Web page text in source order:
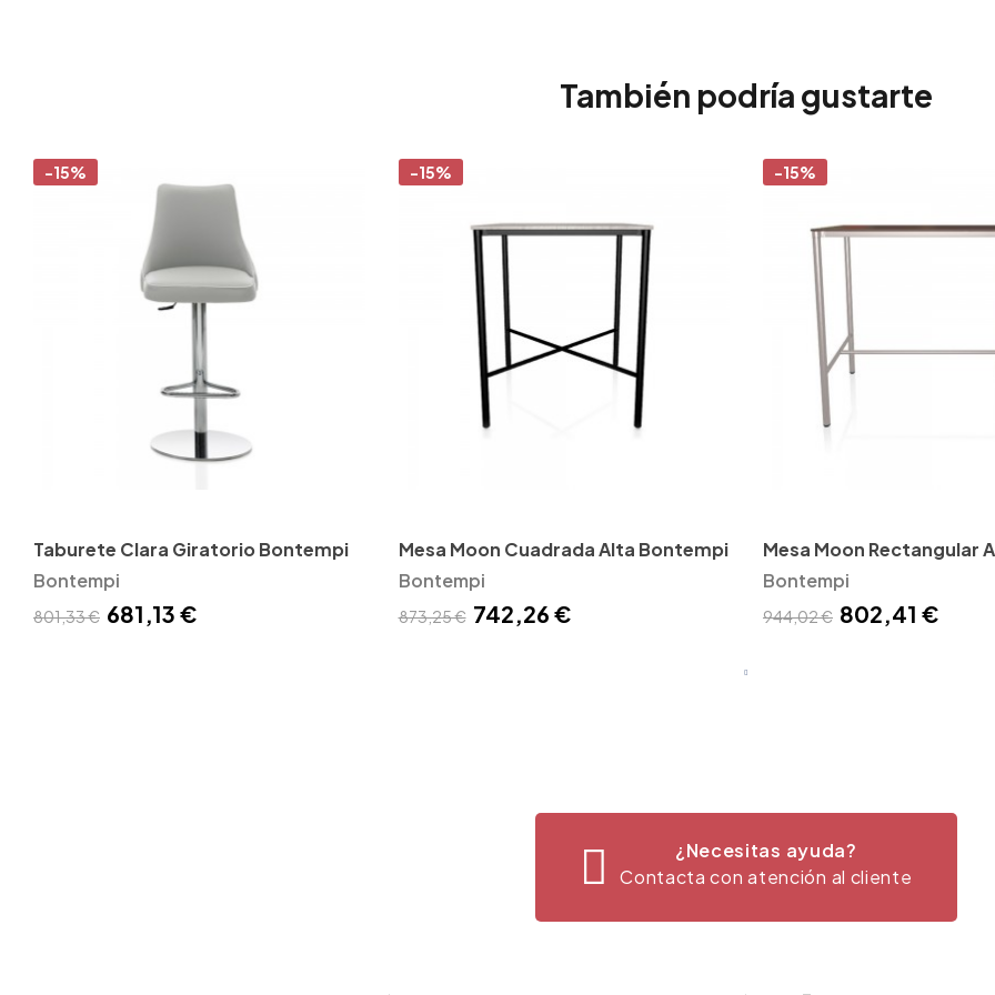
También podría gustarte
-15%
Taburete Clara Giratorio Bontempi
Bontempi
801,33 € 681,13 €
-15%
Mesa Moon Cuadrada Alta Bontempi
Bontempi
873,25 € 742,26 €
-15%
Mesa Moon Rectangular
Bontempi
Bontempi
944,02 € 802,41 €
¿Necesitas ayuda?
Contacta con atención al cliente